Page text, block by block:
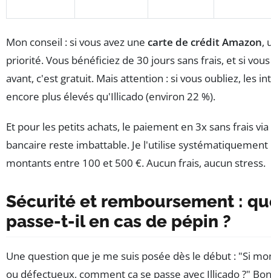
Mon conseil : si vous avez une carte de crédit Amazon,
priorité. Vous bénéficiez de 30 jours sans frais, et si
avant, c'est gratuit. Mais attention : si vous oubliez, les
encore plus élevés qu'Illicado (environ 22 %).
Et pour les petits achats, le paiement en 3x sans frais
bancaire reste imbattable. Je l'utilise systématiquement
montants entre 100 et 500 €. Aucun frais, aucun stress.
Sécurité et remboursement :
passe-t-il en cas de pépin ?
Une question que je me suis posée dès le début : "Si
ou défectueux, comment ça se passe avec Illicado ?"